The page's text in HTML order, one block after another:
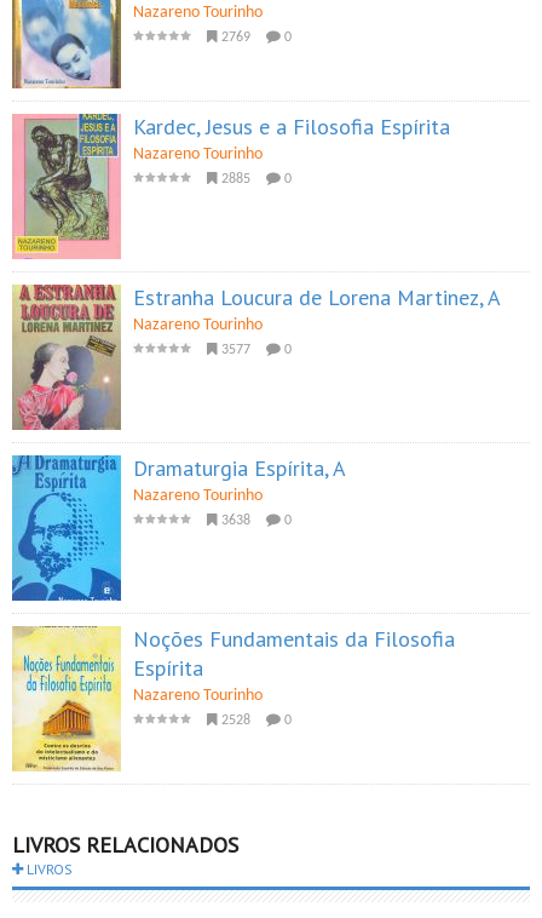
Nazareno Tourinho
2769 0
Kardec, Jesus e a Filosofia Espírita
Nazareno Tourinho
2885 0
Estranha Loucura de Lorena Martinez, A
Nazareno Tourinho
3577 0
Dramaturgia Espírita, A
Nazareno Tourinho
3638 0
Noções Fundamentais da Filosofia
Espírita
Nazareno Tourinho
2528 0
LIVROS RELACIONADOS
LIVROS